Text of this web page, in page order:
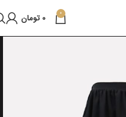
0
0 تومان